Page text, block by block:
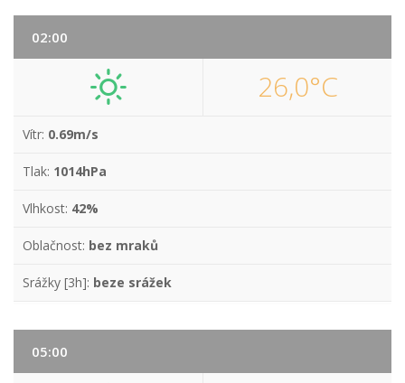
02:00
26,0°C
Vítr: 0.69m/s
Tlak: 1014hPa
Vlhkost: 42%
Oblačnost: bez mraků
Srážky [3h]: beze srážek
05:00